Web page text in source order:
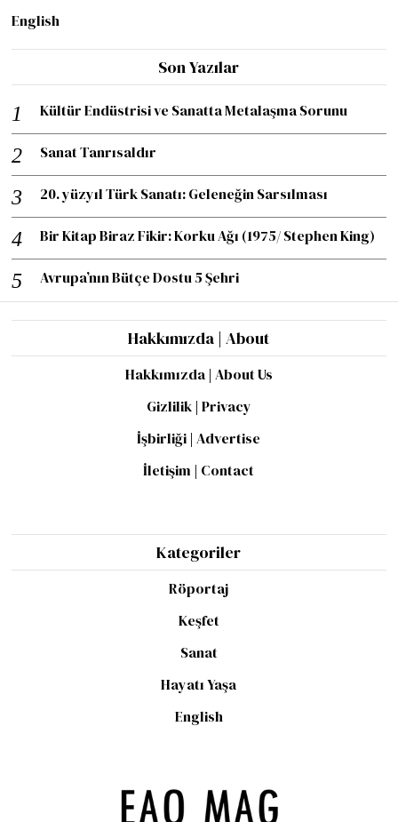
English
Son Yazılar
Kültür Endüstrisi ve Sanatta Metalaşma Sorunu
Sanat Tanrısaldır
20. yüzyıl Türk Sanatı: Geleneğin Sarsılması
Bir Kitap Biraz Fikir: Korku Ağı (1975/ Stephen King)
Avrupa’nın Bütçe Dostu 5 Şehri
Hakkımızda | About
Hakkımızda | About Us
Gizlilik | Privacy
İşbirliği | Advertise
İletişim | Contact
Kategoriler
Röportaj
Keşfet
Sanat
Hayatı Yaşa
English